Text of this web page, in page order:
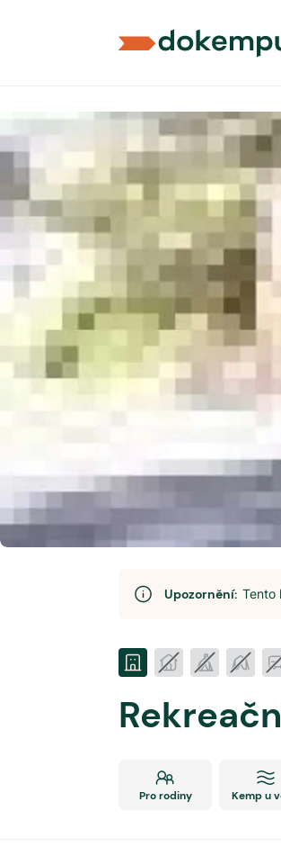
Upozornění: Tento
Pro rodiny Kemp u